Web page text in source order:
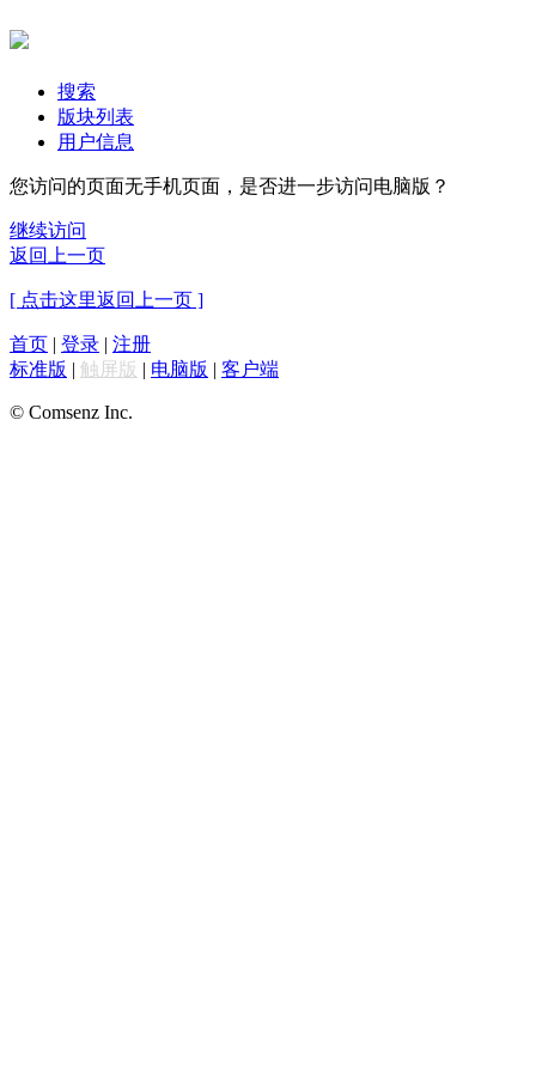
搜索
版块列表
用户信息
您访问的页面无手机页面，是否进一步访问电脑版？
继续访问
返回上一页
[ 点击这里返回上一页 ]
首页 | 登录 | 注册
标准版 | 触屏版 | 电脑版 | 客户端
© Comsenz Inc.